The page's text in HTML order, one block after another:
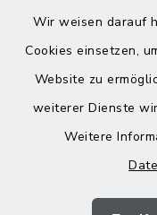
Wir weisen darauf
Cookies einsetzen,
Website zu
weiterer Dienste
Weitere